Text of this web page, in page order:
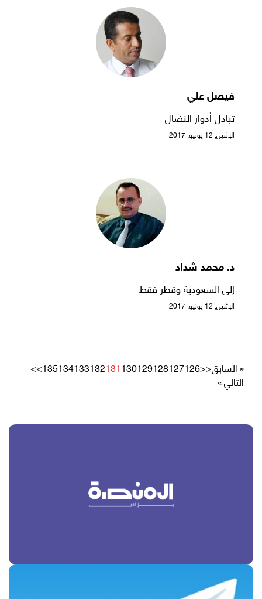
فيصل علي
تبادل أدوار النضال
الإثنين, 12 يونيو, 2017
د. محمد شداد
إلى السعودية وقطر فقط
الإثنين, 12 يونيو, 2017
« السابق<<
126
127
128
129
130
131
132
133
134
135
>>
التالي »